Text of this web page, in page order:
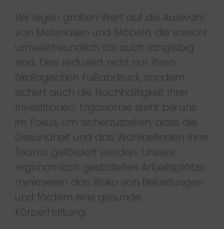
Wir legen großen Wert auf die Auswahl
von Materialien und Möbeln, die sowohl
umweltfreundlich als auch langlebig
sind. Dies reduziert nicht nur Ihren
ökologischen Fußabdruck, sondern
sichert auch die Nachhaltigkeit Ihrer
Investitionen. Ergonomie steht bei uns
im Fokus, um sicherzustellen, dass die
Gesundheit und das Wohlbefinden Ihrer
Teams gefördert werden. Unsere
ergonomisch gestalteten Arbeitsplätze
minimieren das Risiko von Belastungen
und fördern eine gesunde
Körperhaltung.